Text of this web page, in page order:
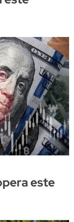
este